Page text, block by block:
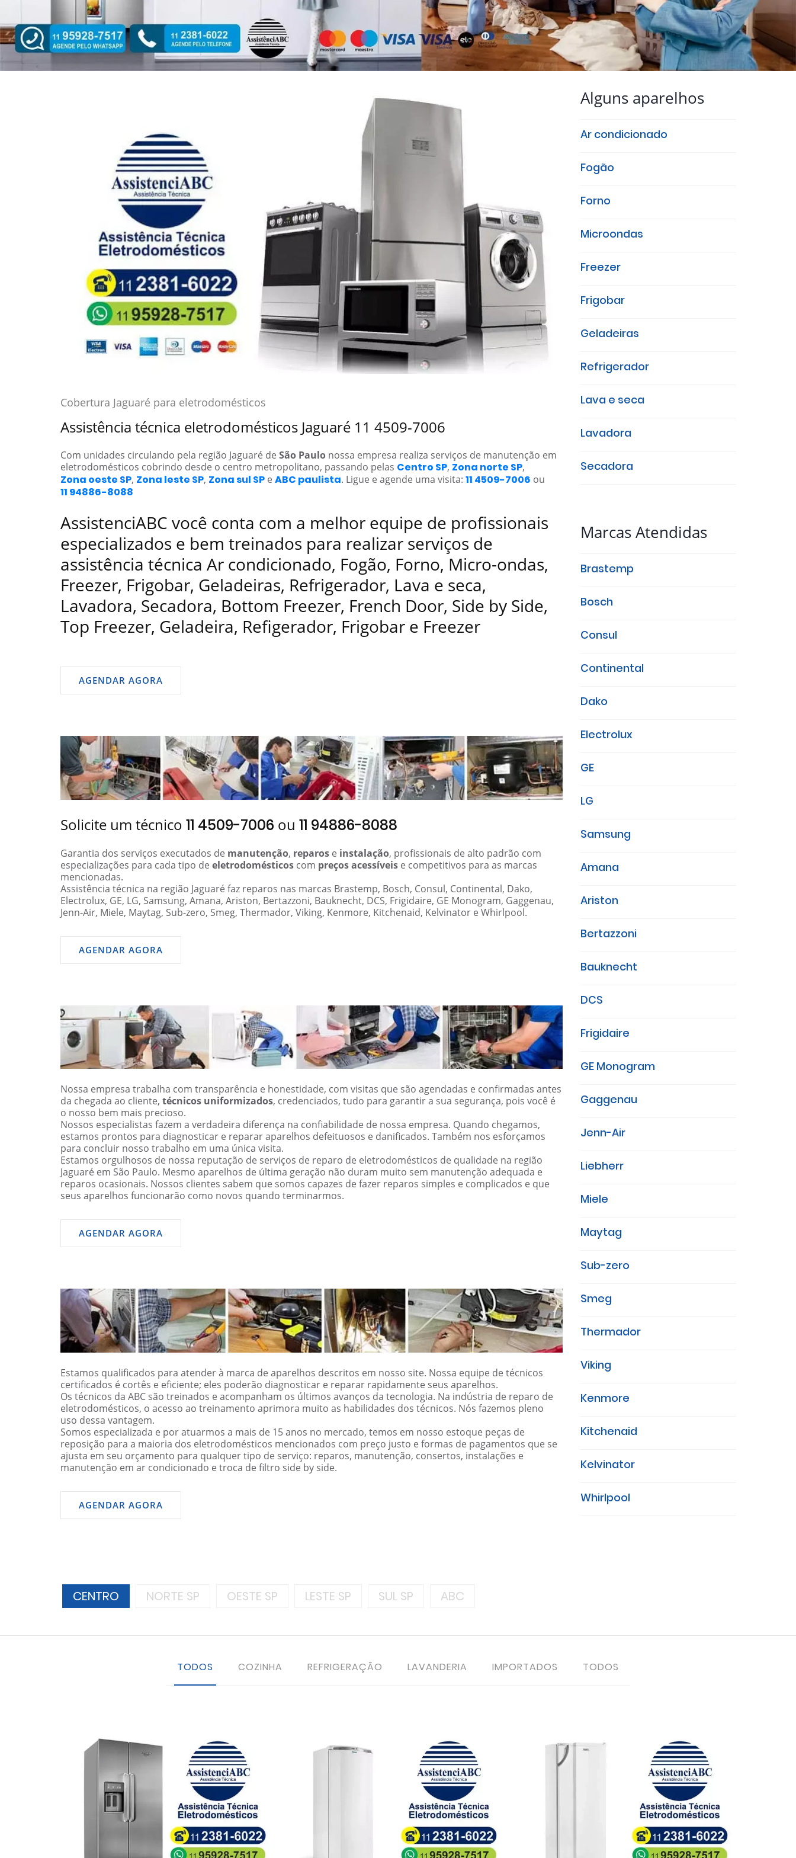
Cobertura Jaguaré para eletrodomésticos
Assistência técnica eletrodomésticos Jaguaré 11 4509-7006
Com unidades circulando pela região Jaguaré de São Paulo nossa empresa realiza serviços de manutenção em
eletrodomésticos cobrindo desde o centro metropolitano, passando pelas Centro SP, Zona norte SP,
Zona oeste SP, Zona leste SP, Zona sul SP e ABC paulista. Ligue e agende uma visita: 11 4509-7006 ou
11 94886-8088
AssistenciABC você conta com a melhor equipe de profissionais
especializados e bem treinados para realizar serviços de
assistência técnica Ar condicionado, Fogão, Forno, Micro-ondas,
Freezer, Frigobar, Geladeiras, Refrigerador, Lava e seca,
Lavadora, Secadora, Bottom Freezer, French Door, Side by Side,
Top Freezer, Geladeira, Refigerador, Frigobar e Freezer
AGENDAR AGORA
Solicite um técnico 11 4509-7006 ou 11 94886-8088
Garantia dos serviços executados de manutenção, reparos e instalação, profissionais de alto padrão com
especializações para cada tipo de eletrodomésticos com preços acessíveis e competitivos para as marcas
mencionadas.
Assistência técnica na região Jaguaré faz reparos nas marcas Brastemp, Bosch, Consul, Continental, Dako,
Electrolux, GE, LG, Samsung, Amana, Ariston, Bertazzoni, Bauknecht, DCS, Frigidaire, GE Monogram, Gaggenau,
Jenn-Air, Miele, Maytag, Sub-zero, Smeg, Thermador, Viking, Kenmore, Kitchenaid, Kelvinator e Whirlpool.
AGENDAR AGORA
Nossa empresa trabalha com transparência e honestidade, com visitas que são agendadas e confirmadas antes
da chegada ao cliente, técnicos uniformizados, credenciados, tudo para garantir a sua segurança, pois você é
o nosso bem mais precioso.
Nossos especialistas fazem a verdadeira diferença na confiabilidade de nossa empresa. Quando chegamos,
estamos prontos para diagnosticar e reparar aparelhos defeituosos e danificados. Também nos esforçamos
para concluir nosso trabalho em uma única visita.
Estamos orgulhosos de nossa reputação de serviços de reparo de eletrodomésticos de qualidade na região
Jaguaré em São Paulo. Mesmo aparelhos de última geração não duram muito sem manutenção adequada e
reparos ocasionais. Nossos clientes sabem que somos capazes de fazer reparos simples e complicados e que
seus aparelhos funcionarão como novos quando terminarmos.
AGENDAR AGORA
Estamos qualificados para atender à marca de aparelhos descritos em nosso site. Nossa equipe de técnicos
certificados é cortês e eficiente; eles poderão diagnosticar e reparar rapidamente seus aparelhos.
Os técnicos da ABC são treinados e acompanham os últimos avanços da tecnologia. Na indústria de reparo de
eletrodomésticos, o acesso ao treinamento aprimora muito as habilidades dos técnicos. Nós fazemos pleno
uso dessa vantagem.
Somos especializada e por atuarmos a mais de 15 anos no mercado, temos em nosso estoque peças de
reposição para a maioria dos eletrodomésticos mencionados com preço justo e formas de pagamentos que se
ajusta em seu orçamento para qualquer tipo de serviço: reparos, manutenção, consertos, instalações e
manutenção em ar condicionado e troca de filtro side by side.
AGENDAR AGORA
CENTRO NORTE SP OESTE SP LESTE SP SUL SP ABC
Alguns aparelhos
Ar condicionado
Fogão
Forno
Microondas
Freezer
Frigobar
Geladeiras
Refrigerador
Lava e seca
Lavadora
Secadora
Marcas Atendidas
Brastemp
Bosch
Consul
Continental
Dako
Electrolux
GE
LG
Samsung
Amana
Ariston
Bertazzoni
Bauknecht
DCS
Frigidaire
GE Monogram
Gaggenau
Jenn-Air
Liebherr
Miele
Maytag
Sub-zero
Smeg
Thermador
Viking
Kenmore
Kitchenaid
Kelvinator
Whirlpool
TODOS COZINHA REFRIGERAÇÃO LAVANDERIA IMPORTADOS TODOS